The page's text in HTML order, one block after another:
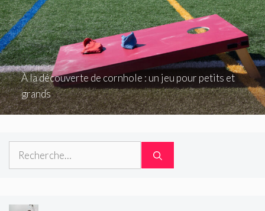
À la découverte de cornhole : un jeu pour petits et
grands
Rechercher :